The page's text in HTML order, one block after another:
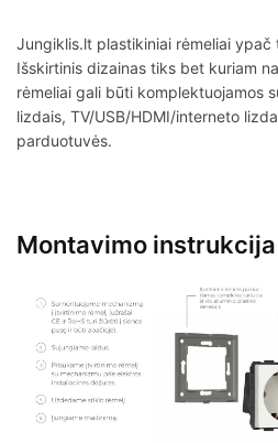
Jungiklis.lt plastikiniai rėmeliai
Išskirtinis dizainas tiks bet kuriam
rėmeliai gali būti komplektuojamos
lizdais, TV/USB/HDMI/interneto
parduotuvės.
Montavimo instrukcija